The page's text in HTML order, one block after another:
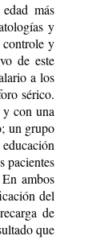
más
y
controle y
de este
a los
sérico.
y con una
un grupo
pacientes
ambos
del
de
que